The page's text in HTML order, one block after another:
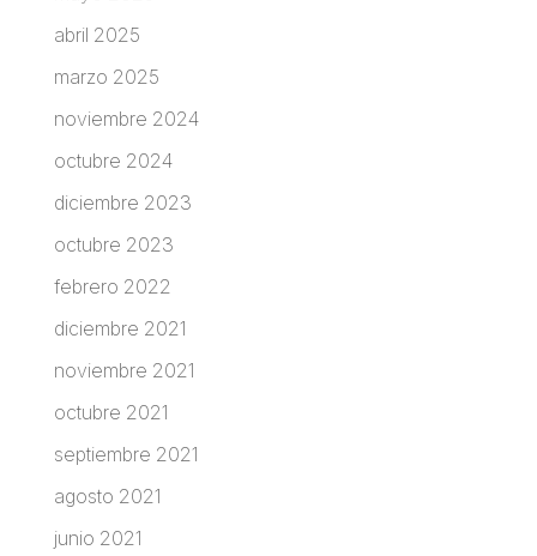
abril 2025
marzo 2025
noviembre 2024
octubre 2024
diciembre 2023
octubre 2023
febrero 2022
diciembre 2021
noviembre 2021
octubre 2021
septiembre 2021
agosto 2021
junio 2021